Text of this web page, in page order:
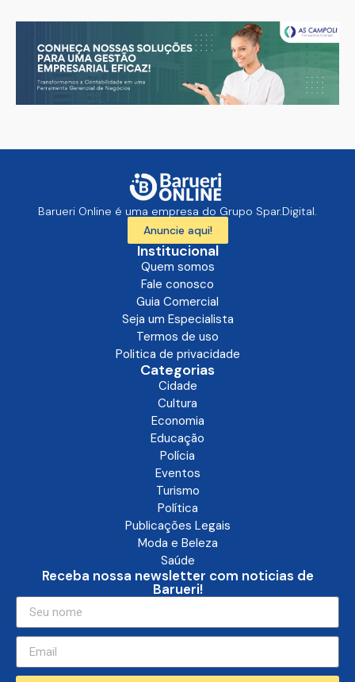
Barueri Online é uma empresa do Grupo Spar.Digital.
Anuncie aqui!
Institucional
Quem somos
Fale conosco
Guia Comercial
Seja um Especialista
Termos de uso
Politica de privacidade
Categorias
Cidade
Cultura
Economia
Educação
Polícia
Eventos
Turismo
Política
Publicações Legais
Moda e Beleza
Saúde
Receba nossa newsletter com noticias de
Barueri!